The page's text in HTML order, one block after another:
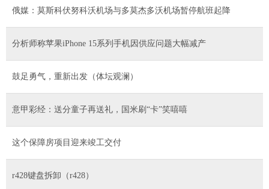
俄媒：莫斯科伏努科沃机场与多莫杰多沃机场暂停航班起降
分析师称苹果iPhone 15系列手机因供应问题大幅减产
鼓足勇气，重新出发（体坛观澜）
意甲彩经：送分童子再送礼，国米刷“卡”笑嘻嘻
这个保障房项目迎来竣工交付
r428键盘拆卸（r428）